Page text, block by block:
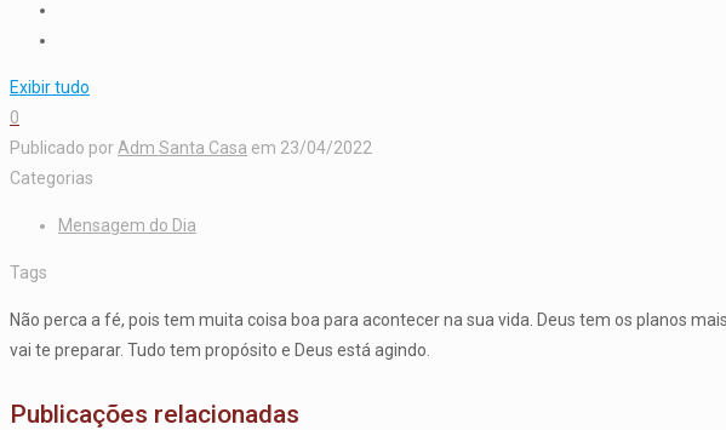
Exibir tudo
0
Publicado por Adm Santa Casa em 23/04/2022
Categorias
Mensagem do Dia
Tags
Não perca a fé, pois tem muita coisa boa para acontecer na sua vida. Deus tem os planos
vai te preparar. Tudo tem propósito e Deus está agindo.
Publicações relacionadas